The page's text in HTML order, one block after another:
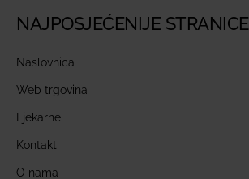
NAJPOSJEĆENIJE STRANICE
Naslovnica
Web trgovina
Ljekarne
Kontakt
O nama